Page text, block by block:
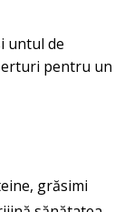
untul de
pentru un
grăsimi